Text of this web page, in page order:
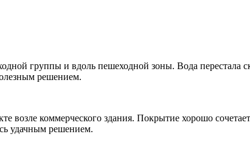
группы и вдоль пешеходной зоны. Вода перестала
решением.
возле коммерческого здания. Покрытие хорошо
удачным решением.